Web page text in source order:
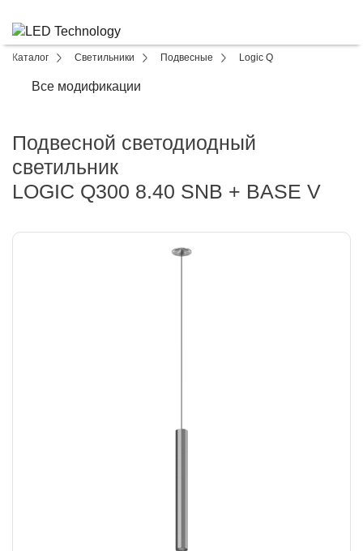
Каталог Светильники Подвесные Logic Q
Все модификации
Подвесной светодиодный
светильник
LOGIC Q300 8.40 SNB + BASE V